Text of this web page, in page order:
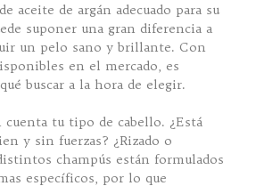
aceite de argán adecuado para su
suponer una gran diferencia a
un pelo sano y brillante. Con
en el mercado, es
buscar a la hora de elegir.
tu tipo de cabello. ¿Está
y sin fuerzas? ¿Rizado o
champús están formulados
específicos, por lo que